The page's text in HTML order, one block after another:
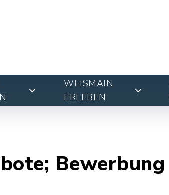
WEISMAIN
ERLEBEN
Bewerbung